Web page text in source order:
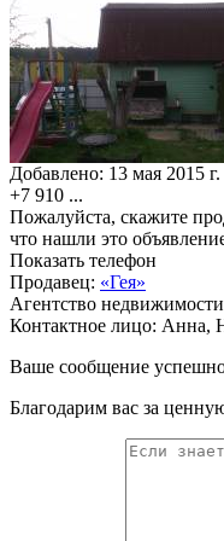
Добавлено: 13 мая 2015 г.
+7 910 ...
Пожалуйста, скажите
что нашли это
Показать телефон
Продавец: «Гея»
Агентство недвижимости
Контактное лицо: Анна,
Ваше сообщение
Благодарим вас за